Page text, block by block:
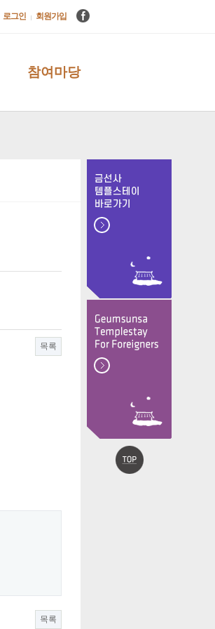
로그인 회원가입
참여마당
목록
목록